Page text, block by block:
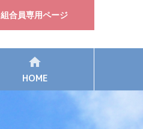
組合員専用ページ
HOME